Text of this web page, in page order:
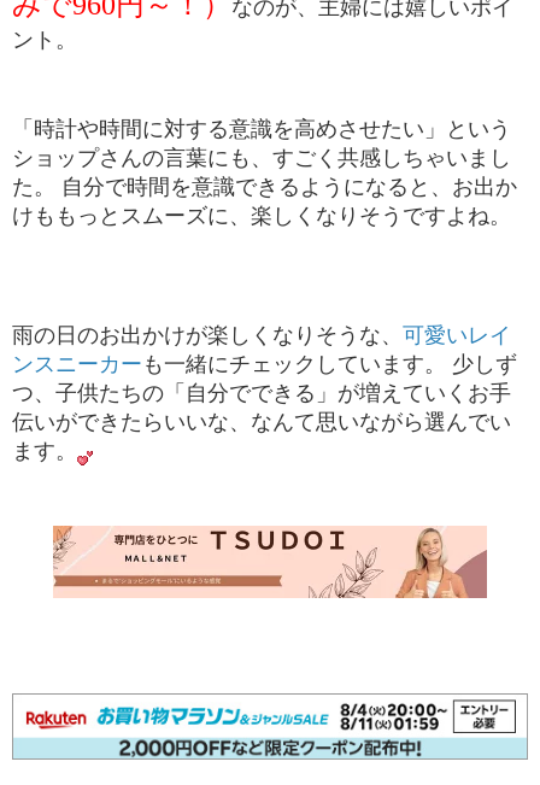
なのが、主婦には嬉しいポイ
ント。
「時計や時間に対する意識を高めさせたい」という
ショップさんの言葉にも、すごく共感しちゃいまし
た。 自分で時間を意識できるようになると、お出か
けももっとスムーズに、楽しくなりそうですよね。
雨の日のお出かけが楽しくなりそうな、​ 可愛いレイ
ンスニーカー ​も一緒にチェックしています。 少しず
つ、子供たちの「自分でできる」が増えていくお手
伝いができたらいいな、なんて思いながら選んでい
ます。